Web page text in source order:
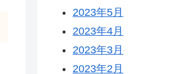
2023年5月
2023年4月
2023年3月
2023年2月